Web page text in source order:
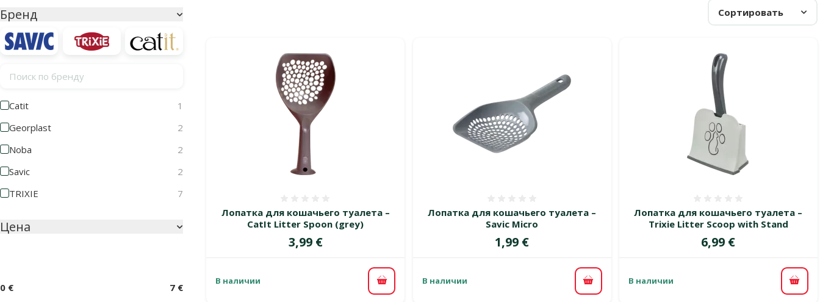
Бренд
Поиск по бренду
Catit
1
Georplast
2
Noba
2
Savic
2
TRIXIE
7
Цена
0 € 7 €
Сортировать
Лопатка для кошачьего туалета –
CatIt Litter Spoon (grey)
Цена
3,99 €
В наличии В корзину
Лопатка для кошачьего туалета –
Savic Micro
Цена
1,99 €
В наличии В корзину
Лопатка для кошачьего туалета –
Trixie Litter Scoop with Stand
Цена
6,99 €
В наличии В